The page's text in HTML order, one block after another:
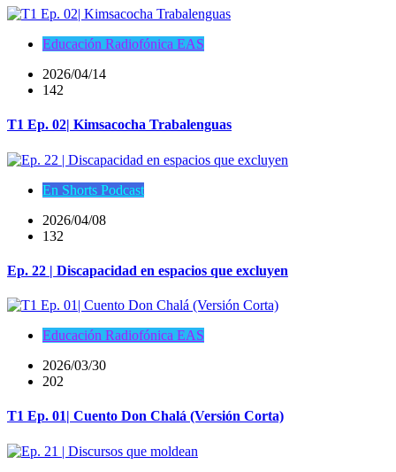
Educación Radiofónica EAS
2026/04/14
142
T1 Ep. 02| Kimsacocha Trabalenguas
En Shorts Podcast
2026/04/08
132
Ep. 22 | Discapacidad en espacios que excluyen
Educación Radiofónica EAS
2026/03/30
202
T1 Ep. 01| Cuento Don Chalá (Versión Corta)